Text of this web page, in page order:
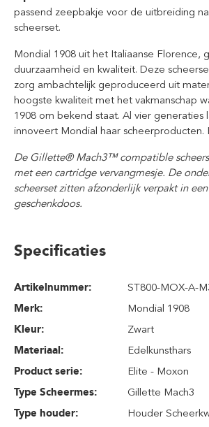
passend zeepbakje voor de uitbreiding
scheerset.
Mondial 1908 uit het Italiaanse Florence,
duurzaamheid en kwaliteit. Deze
zorg ambachtelijk geproduceerd uit
hoogste kwaliteit met het vakmanschap
1908 om bekend staat. Al vier generaties
innoveert Mondial haar scheerproducten.
De Gillette® Mach3™ compatible
met een cartridge vervangmesje. De
scheerset zitten afzonderlijk verpakt in
geschenkdoos.
Specificaties
Artikelnummer:
ST800-MOX-A-
Merk:
Mondial 1908
Kleur:
Zwart
Materiaal:
Edelkunsthars
Product serie:
Elite - Moxon
Type Scheermes:
Gillette Mach3
Type houder:
Houder